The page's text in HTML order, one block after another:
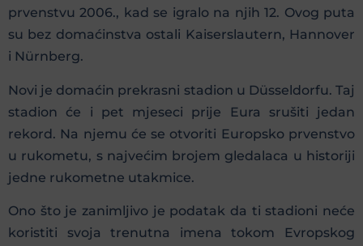
prvenstvu 2006., kad se igralo na njih 12. Ovog puta
su bez domaćinstva ostali Kaiserslautern, Hannover
i Nürnberg.
Novi je domaćin prekrasni stadion u Düsseldorfu. Taj
stadion će i pet mjeseci prije Eura srušiti jedan
rekord. Na njemu će se otvoriti Europsko prvenstvo
u rukometu, s najvećim brojem gledalaca u historiji
jedne rukometne utakmice.
Ono što je zanimljivo je podatak da ti stadioni neće
koristiti svoja trenutna imena tokom Evropskog